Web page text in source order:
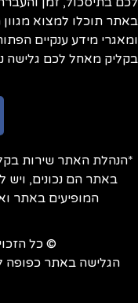
תוכלו למצוא מגוון
מידע ענקיים
מאחל לכם גלישה
האתר שירות
באתר הם נכונים, ויש
המופיעים באתר
© כל
הגלישה באתר כפופה